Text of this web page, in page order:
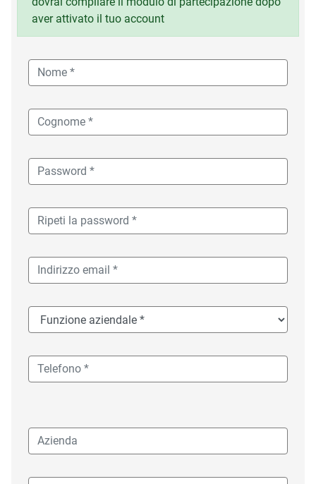
aver attivato il tuo account